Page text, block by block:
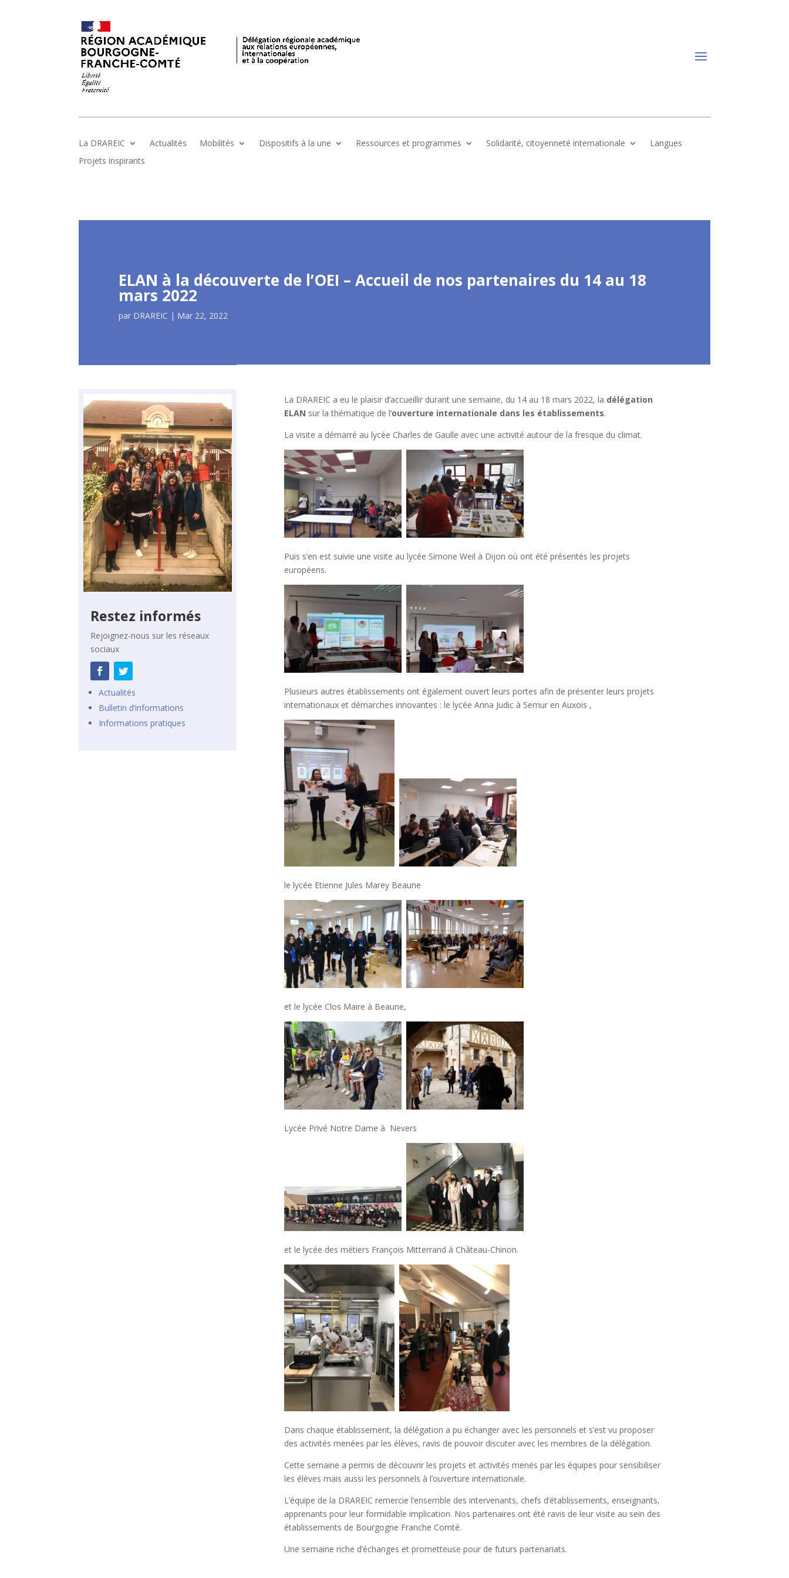
La DRAREIC Actualités Mobilités Dispositifs à la une Ressources et programmes Solidarité, citoyenneté internationale
Langues
Projets inspirants
ELAN à la découverte de l’OEI – Accueil de nos partenaires du 14 au 18
mars 2022
par DRAREIC | Mar 22, 2022
Restez informés
Rejoignez-nous sur les réseaux
sociaux
Actualités
Bulletin d’informations
Informations pratiques
La DRAREIC a eu le plaisir d’accueillir durant une semaine, du 14 au 18 mars 2022, la délégation
ELAN sur la thématique de l’ouverture internationale dans les établissements.
La visite a démarré au lycée Charles de Gaulle avec une activité autour de la fresque du climat.
Puis s’en est suivie une visite au lycée Simone Weil à Dijon où ont été présentés les projets
européens.
Plusieurs autres établissements ont également ouvert leurs portes afin de présenter leurs projets
internationaux et démarches innovantes : le lycée Anna Judic à Semur en Auxois ,
le lycée Etienne Jules Marey Beaune
et le lycée Clos Maire à Beaune,
Lycée Privé Notre Dame à Nevers
et le lycée des métiers François Mitterrand à Château-Chinon.
Dans chaque établissement, la délégation a pu échanger avec les personnels et s’est vu proposer
des activités menées par les élèves, ravis de pouvoir discuter avec les membres de la délégation.
Cette semaine a permis de découvrir les projets et activités menés par les équipes pour sensibiliser
les élèves mais aussi les personnels à l’ouverture internationale.
L’équipe de la DRAREIC remercie l’ensemble des intervenants, chefs d’établissements, enseignants,
apprenants pour leur formidable implication. Nos partenaires ont été ravis de leur visite au sein des
établissements de Bourgogne Franche Comté.
Une semaine riche d’échanges et prometteuse pour de futurs partenariats.